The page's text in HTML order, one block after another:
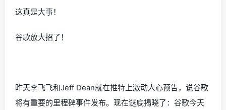
这真是大事！
谷歌放大招了！
昨天李飞飞和Jeff Dean就在推特上激动人心预告，说谷歌
将有重要的里程碑事件发布。现在谜底揭晓了：谷歌今天